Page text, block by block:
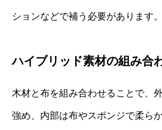
ションなどで補う必要があります。
ハイブリッド素材の組み合
木材と布を組み合わせることで、
強め、内部は布やスポンジで柔ら